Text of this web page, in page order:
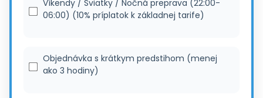
Víkendy / Sviatky / Nočná preprava (22:00-
06:00) (10% príplatok k základnej tarife)
Objednávka s krátkym predstihom (menej
ako 3 hodiny)